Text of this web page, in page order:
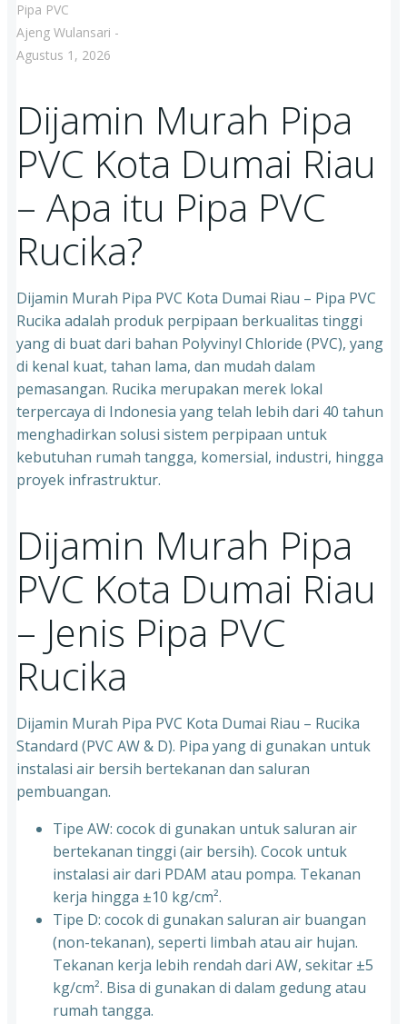
Pipa PVC
Ajeng Wulansari -
Agustus 1, 2026
Dijamin Murah Pipa
PVC Kota Dumai Riau
– Apa itu Pipa PVC
Rucika?
Dijamin Murah Pipa PVC Kota Dumai Riau – Pipa PVC
Rucika adalah produk perpipaan berkualitas tinggi
yang di buat dari bahan Polyvinyl Chloride (PVC), yang
di kenal kuat, tahan lama, dan mudah dalam
pemasangan. Rucika merupakan merek lokal
terpercaya di Indonesia yang telah lebih dari 40 tahun
menghadirkan solusi sistem perpipaan untuk
kebutuhan rumah tangga, komersial, industri, hingga
proyek infrastruktur.
Dijamin Murah Pipa
PVC Kota Dumai Riau
– Jenis Pipa PVC
Rucika
Dijamin Murah Pipa PVC Kota Dumai Riau – Rucika
Standard (PVC AW & D). Pipa yang di gunakan untuk
instalasi air bersih bertekanan dan saluran
pembuangan.
Tipe AW: cocok di gunakan untuk saluran air
bertekanan tinggi (air bersih). Cocok untuk
instalasi air dari PDAM atau pompa. Tekanan
kerja hingga ±10 kg/cm².
Tipe D: cocok di gunakan saluran air buangan
(non-tekanan), seperti limbah atau air hujan.
Tekanan kerja lebih rendah dari AW, sekitar ±5
kg/cm². Bisa di gunakan di dalam gedung atau
rumah tangga.